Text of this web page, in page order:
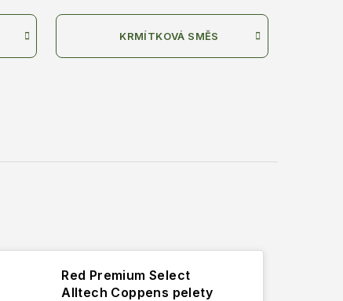
KRMÍTKOVÁ SMĚS
Red Premium Select
Alltech Coppens pelety